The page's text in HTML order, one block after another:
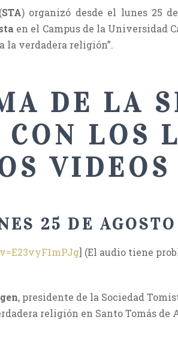
(STA) organizó desde el lunes 25
en el Campus de la Universidad
la verdadera religión”.
DE LA
LOS
VIDEOS
25 DE AGOSTO
] (El audio tiene
, presidente de la Sociedad
religión en Santo Tomás de